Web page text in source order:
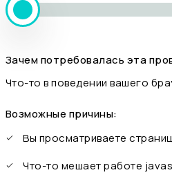
Зачем потребовалась эта
Что-то в поведении вашего
Возможные причины:
Вы просматриваете
Что-то мешает работе